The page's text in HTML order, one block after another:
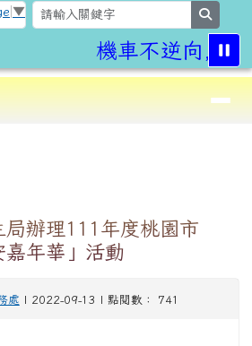
▼
機車不逆向,行
⏸
局辦理111年度桃園市
嘉年華」活動
處 | 2022-09-13 | 點閱數： 741